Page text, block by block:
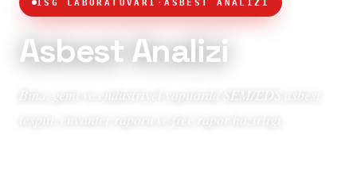
İSG LABORATUVARI ·ASBEST ANALIZI
Asbest Analizi
Bina, gemi ve endüstriyel yapılarda SEM/EDS asbest